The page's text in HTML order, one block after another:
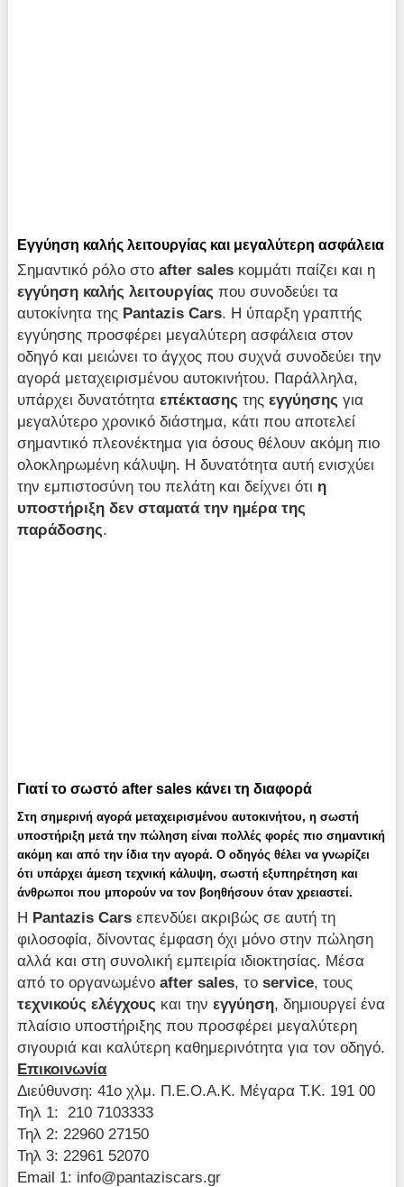
Εγγύηση καλής λειτουργίας και μεγαλύτερη ασφάλεια
Σημαντικό ρόλο στοafter sales κομμάτι παίζει και η
εγγύηση καλής λειτουργίας που συνοδεύει τα
αυτοκίνητα της Pantazis Cars. Η ύπαρξη γραπτής
εγγύησης προσφέρει μεγαλύτερη ασφάλεια στον
οδηγό και μειώνει το άγχος που συχνά συνοδεύει την
αγορά μεταχειρισμένου αυτοκινήτου. Παράλληλα,
υπάρχει δυνατότηταεπέκτασηςτηςεγγύησηςγια
μεγαλύτερο χρονικό διάστημα, κάτι που αποτελεί
σημαντικό πλεονέκτημα για όσους θέλουν ακόμη πιο
ολοκληρωμένη κάλυψη. Η δυνατότητα αυτή ενισχύει
την εμπιστοσύνη του πελάτη και δείχνει ότι η
υποστήριξη δεν σταματά την ημέρα της
παράδοσης.
Γιατί το σωστό after sales κάνει τη διαφορά
Στη σημερινήαγορά μεταχειρισμένου αυτοκινήτου, ησωστή
υποστήριξη μετά την πώληση είναι πολλές φορές πιο σημαντική
ακόμη και από την ίδια την αγορά. Ο οδηγός θέλει να γνωρίζει
ότι υπάρχει άμεση τεχνική κάλυψη, σωστή εξυπηρέτηση και
άνθρωποι που μπορούν να τον βοηθήσουν όταν χρειαστεί.
Η Pantazis Cars επενδύει ακριβώς σε αυτή τη
φιλοσοφία, δίνοντας έμφαση όχι μόνο στην πώληση
αλλά και στη συνολική εμπειρία ιδιοκτησίας. Μέσα
από το οργανωμένοafter sales, τοservice, τους
τεχνικούς ελέγχους και τηνεγγύηση, δημιουργεί ένα
πλαίσιο υποστήριξης που προσφέρει μεγαλύτερη
σιγουριά και καλύτερη καθημερινότητα για τον οδηγό.
Επικοινωνία
Διεύθυνση: 41ο χλμ. Π.Ε.Ο.Α.Κ. Μέγαρα Τ.Κ. 191 00
Τηλ 1: 210 7103333
Τηλ 2: 22960 27150
Τηλ 3: 22961 52070
Email 1: info@pantaziscars.gr